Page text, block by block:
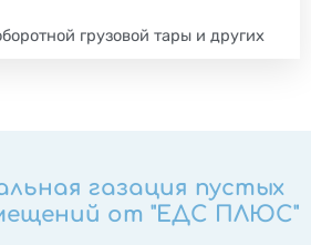
грузовой тары и других
газация пустых
от "ЕДС ПЛЮС"